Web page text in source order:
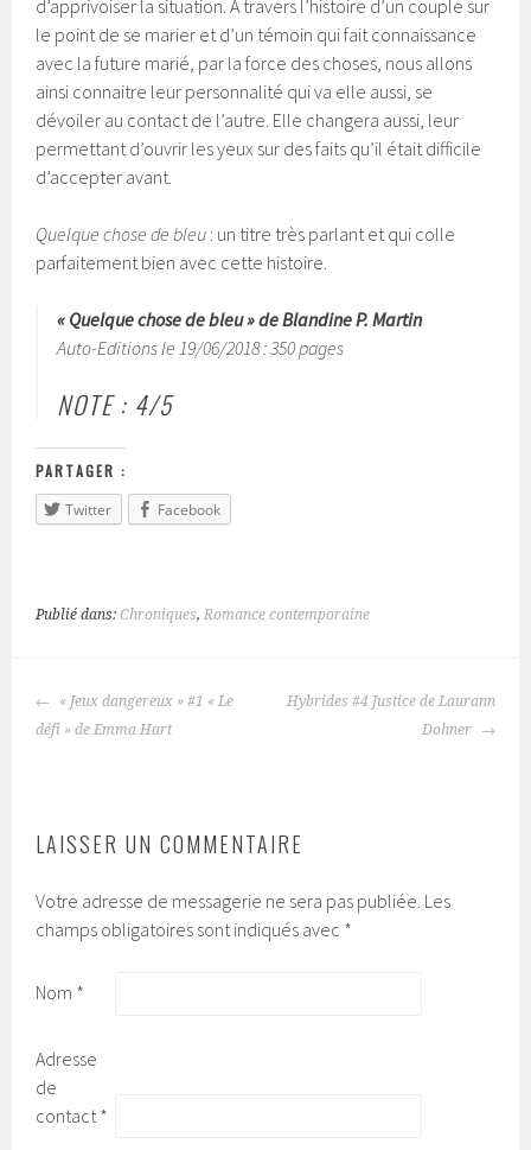
d’apprivoiser la situation. A travers l’histoire d’un couple sur
le point de se marier et d’un témoin qui fait connaissance
avec la future marié, par la force des choses, nous allons
ainsi connaitre leur personnalité qui va elle aussi, se
dévoiler au contact de l’autre. Elle changera aussi, leur
permettant d’ouvrir les yeux sur des faits qu’il était difficile
d’accepter avant.
Quelque chose de bleu : un titre très parlant et qui colle
parfaitement bien avec cette histoire.
« Quelque chose de bleu » de Blandine P. Martin
Auto-Editions le 19/06/2018 : 350 pages
NOTE : 4/5
PARTAGER :
Twitter
Facebook
Publié dans:Chroniques,Romance contemporaine
NAVIGATION
« Jeux dangereux » #1 « Le
défi » de Emma Hart
Hybrides #4 Justice de Laurann
Dohner
LAISSER UN COMMENTAIRE
Votre adresse de messagerie ne sera pas publiée. Les
champs obligatoires sont indiqués avec *
Nom *
Adresse
de
contact *